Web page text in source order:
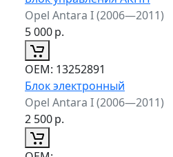
Opel Antara I (2006—2011)
5 000р.
ОЕМ: 13252891
Блок электронный
Opel Antara I (2006—2011)
2 500р.